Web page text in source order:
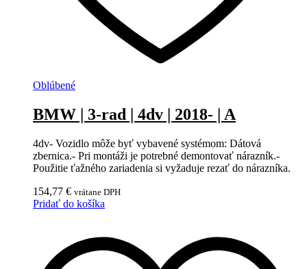
Oblúbené
BMW | 3-rad | 4dv | 2018- | A
4dv- Vozidlo môže byť vybavené systémom: Dátová
zbernica.- Pri montáži je potrebné demontovať nárazník.-
Použitie ťažného zariadenia si vyžaduje rezať do nárazníka.
154,77 € vrátane DPH
Pridať do košíka